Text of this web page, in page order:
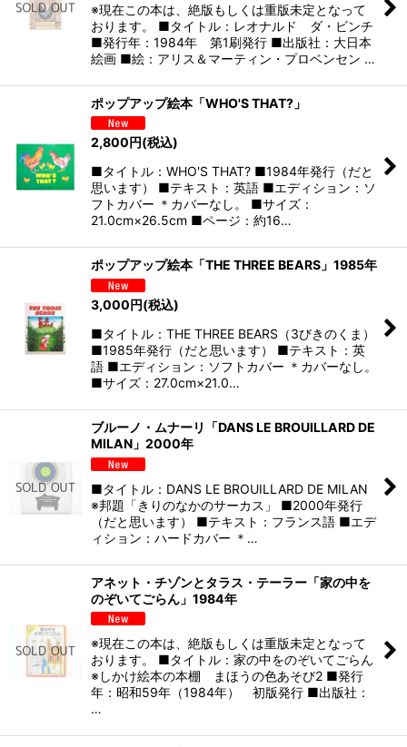
※現在この本は、絶版もしくは重版未定となって
おります。 ■タイトル：レオナルド ダ・ビンチ
■発行年：1984年 第1刷発行 ■出版社：大日本
絵画 ■絵：アリス＆マーティン・プロベンセン …
ポップアップ絵本「WHO'S THAT?」
2,800円(税込)
■タイトル：WHO'S THAT? ■1984年発行（だと
思います） ■テキスト：英語 ■エディション：ソ
フトカバー ＊カバーなし。 ■サイズ：
21.0cm×26.5cm ■ページ：約16…
ポップアップ絵本「THE THREE BEARS」1985年
3,000円(税込)
■タイトル：THE THREE BEARS（3びきのくま）
■1985年発行（だと思います） ■テキスト：英
語 ■エディション：ソフトカバー ＊カバーなし。
■サイズ：27.0cm×21.0…
ブルーノ・ムナーリ「DANS LE BROUILLARD DE
MILAN」2000年
■タイトル：DANS LE BROUILLARD DE MILAN
※邦題「きりのなかのサーカス」 ■2000年発行
（だと思います） ■テキスト：フランス語 ■エデ
ィション：ハードカバー ＊…
アネット・チゾンとタラス・テーラー「家の中を
のぞいてごらん」1984年
※現在この本は、絶版もしくは重版未定となって
おります。 ■タイトル：家の中をのぞいてごらん
※しかけ絵本の本棚 まほうの色あそび2 ■発行
年：昭和59年（1984年） 初版発行 ■出版社：
…